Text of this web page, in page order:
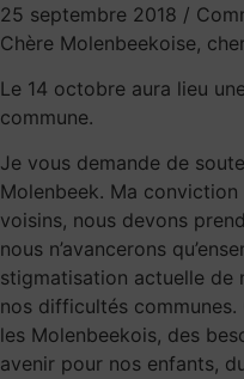
25 septembre 2018 /
Chère Molenbeekoise,
Le 14 octobre aura lieu
commune.
Je vous demande de
Molenbeek. Ma
voisins, nous devons
nous n’avancerons
stigmatisation actuelle de
nos difficultés
les Molenbeekois, des
avenir pour nos enfants,